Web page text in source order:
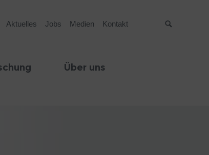
Aktuelles Jobs Medien Kontakt
Über uns